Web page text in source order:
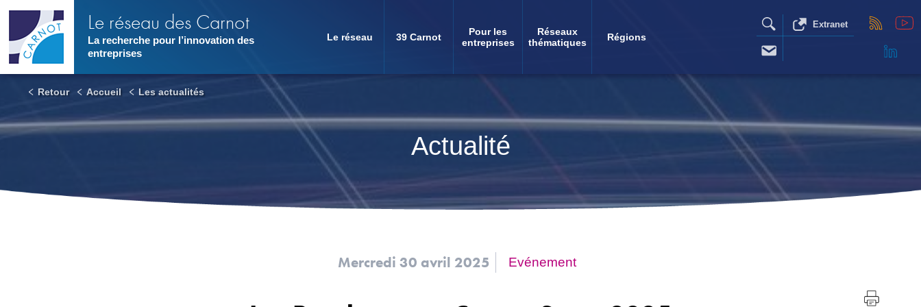
contenu
principal
Le réseau des Carnot
La recherche pour l’innovation des
entreprises
Navigation
principale
Le réseau 39 Carnot
Pour les
entreprises
Réseaux
thématiques
Régions
Extranet
Retour Accueil Les actualités
Actualité
Mercredi 30 avril 2025 Evénement